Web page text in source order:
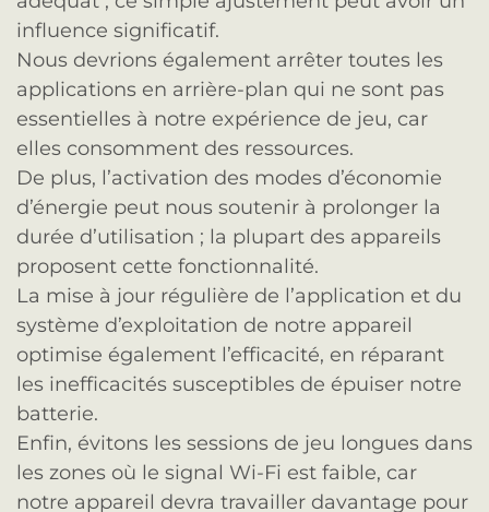
influence significatif.
Nous devrions également arrêter toutes les
applications en arrière-plan qui ne sont pas
essentielles à notre expérience de jeu, car
elles consomment des ressources.
De plus, l’activation des modes d’économie
d’énergie peut nous soutenir à prolonger la
durée d’utilisation ; la plupart des appareils
proposent cette fonctionnalité.
La mise à jour régulière de l’application et du
système d’exploitation de notre appareil
optimise également l’efficacité, en réparant
les inefficacités susceptibles de épuiser notre
batterie.
Enfin, évitons les sessions de jeu longues dans
les zones où le signal Wi-Fi est faible, car
notre appareil devra travailler davantage pour